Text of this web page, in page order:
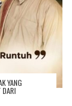
YANG